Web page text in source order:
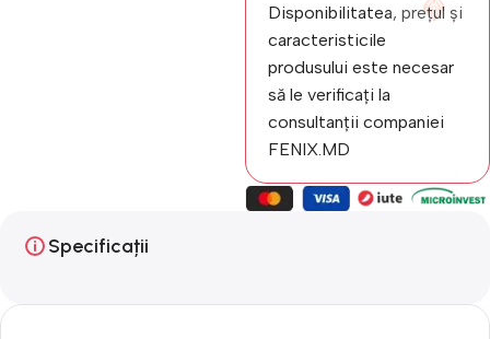
Disponibilitatea, prețul și
caracteristicile
produsului este necesar
să le verificați la
consultanții companiei
FENIX.MD
Specificații